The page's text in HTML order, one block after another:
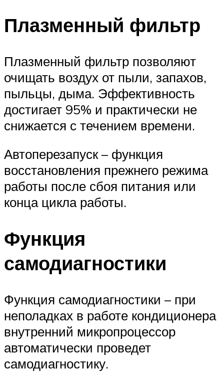
Плазменный фильтр
Плазменный фильтр позволяют
очищать воздух от пыли, запахов,
пыльцы, дыма. Эффективность
достигает 95% и практически не
снижается с течением времени.
Автоперезапуск – функция
восстановления прежнего режима
работы после сбоя питания или
конца цикла работы.
Функция
самодиагностики
Функция самодиагностики – при
неполадках в работе кондиционера
внутренний микропроцессор
автоматически проведет
самодиагностику.